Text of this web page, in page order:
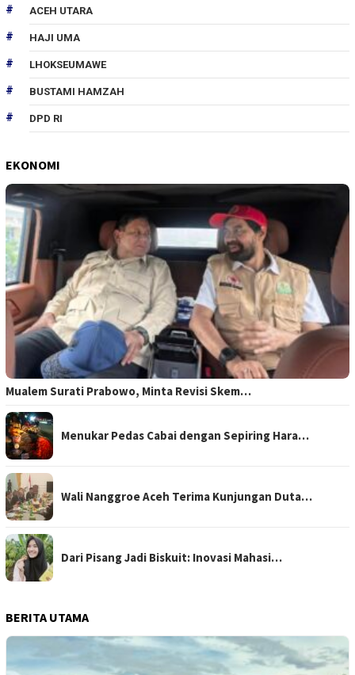
ACEH UTARA
HAJI UMA
LHOKSEUMAWE
BUSTAMI HAMZAH
DPD RI
EKONOMI
Mualem Surati Prabowo, Minta Revisi Skem…
Menukar Pedas Cabai dengan Sepiring Hara…
Wali Nanggroe Aceh Terima Kunjungan Duta…
Dari Pisang Jadi Biskuit: Inovasi Mahasi…
BERITA UTAMA